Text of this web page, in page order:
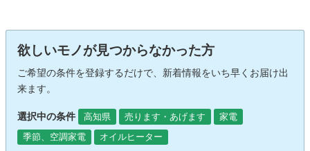
欲しいモノが見つからなかった方
ご希望の条件を登録するだけで、新着情報をいち早くお届け出
来ます。
選択中の条件 高知県 売ります・あげます
家電
季節、空調家電
オイルヒーター